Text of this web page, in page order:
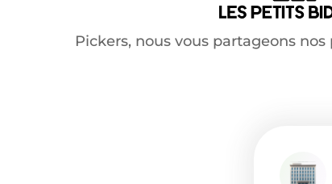
Pickers, nous vous partageons